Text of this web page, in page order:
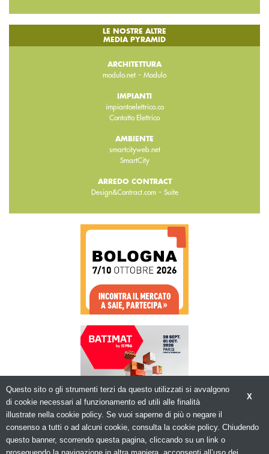
LE NOSTRE ALTRE
MEDIA PYRAMID
ARCHITETTURA
modulo.net - Modulo
IMPIANTI
impiantoelettrico.co
Contatto Elettrico
AMBIENTE
smartcityweb.net
SmartCity
ARREDO CONTRACT
Design&Contract.com- Suite
© Copyright 2026. Edilizia in Rete - N.ro
Iscrizione ROC 5836 -Privacy policy
X
Questo sito o gli strumenti terzi da questo utilizzati si avvalgono
di cookie necessari al funzionamento ed utili alle finalità
illustrate nella cookie policy. Se vuoi saperne di più o negare il
consenso a tutti o ad alcuni cookie, consulta la cookie policy. Chiudendo
questo banner, scorrendo questa pagina, cliccando su un link o